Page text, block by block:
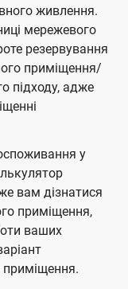
живлення.
мережевого
резервування
приміщення/
підходу, адже
у
вам дізнатися
приміщення,
ваших
приміщення.